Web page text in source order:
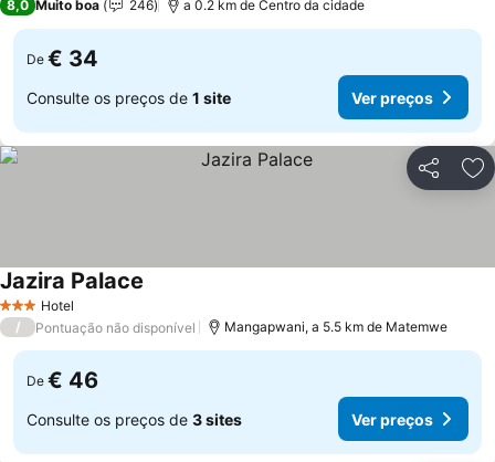
8,0 Muito boa 246 a 0.2 km de Centro da cidade
De € 34
Consulte os preços de 1 site Ver preços
Partilhar
3 EstrelasHotel
Jazira Palace
/ Pontuação não disponível Mangapwani, a 5.5 km de Matemwe
De € 46
Consulte os preços de 3 sites Ver preços